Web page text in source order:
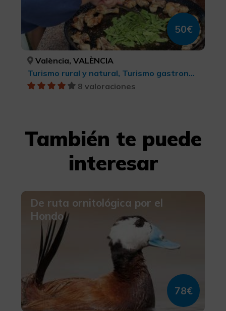
50€
València, VALÈNCIA
Turismo rural y natural, Turismo gastronómico, Turismo cultural, Parques Naturales
8 valoraciones
También te puede
interesar
De ruta ornitológica por el
Hondo
78€